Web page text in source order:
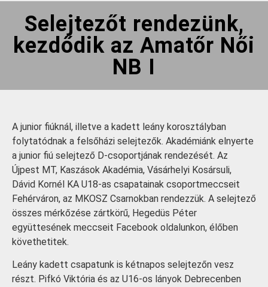
Selejtezőt rendezünk,
kezdődik az Amatőr Női
NB I
A junior fiúknál, illetve a kadett leány korosztályban
folytatódnak a felsőházi selejtezők. Akadémiánk elnyerte
a junior fiú selejtező D-csoportjának rendezését. Az
Újpest MT, Kaszások Akadémia, Vásárhelyi Kosársuli,
Dávid Kornél KA U18-as csapatainak csoportmeccseit
Fehérváron, az MKOSZ Csarnokban rendezzük. A selejtező
összes mérkőzése zártkörű, Hegedüs Péter
együttesének meccseit Facebook oldalunkon, élőben
követhetitek.
Leány kadett csapatunk is kétnapos selejtezőn vesz
részt. Pifkó Viktória és az U16-os lányok Debrecenben